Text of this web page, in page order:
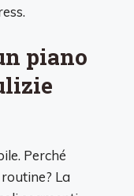
piano
Perché
La